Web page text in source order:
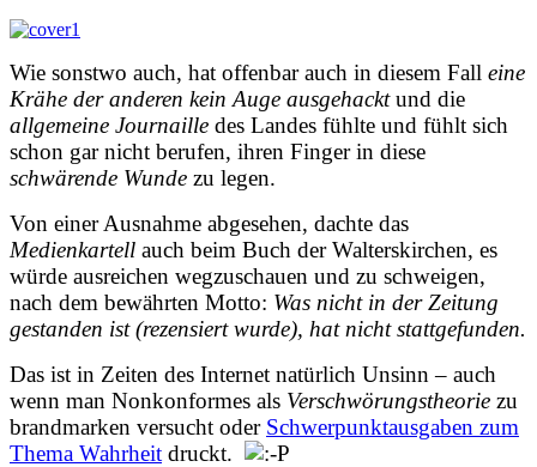
Wie sonstwo auch, hat offenbar auch in diesem Fall eine
Krähe der anderen kein Auge ausgehacktund die
allgemeine Journaille des Landes fühlte und fühlt sich
schon gar nicht berufen, ihren Finger in diese
schwärende Wunde zu legen.
Von einer Ausnahme abgesehen, dachte das
Medienkartell auch beim Buch der Walterskirchen, es
würde ausreichen wegzuschauen und zu schweigen,
nach dem bewährten Motto: Was nicht in der Zeitung
gestanden ist (rezensiert wurde), hat nicht stattgefunden.
Das ist in Zeiten des Internet natürlich Unsinn – auch
wenn man Nonkonformes als Verschwörungstheorie zu
brandmarken versucht oder Schwerpunktausgaben zum
Thema Wahrheit druckt.